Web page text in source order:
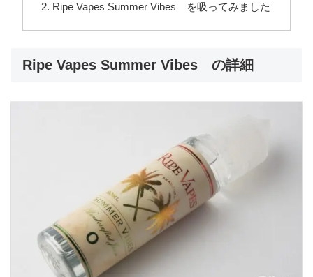
Ripe Vapes Summer Vibes を吸ってみました
Ripe Vapes Summer Vibes の詳細